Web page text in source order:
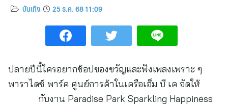
บันเทิง 25 ธ.ค. 68 11:09
ปลายปีนี้ใครอยากช้อปของขวัญและฟังเพลงเพราะ ๆ
พาราไดซ์ พาร์ค ศูนย์การค้าในเครือเอ็ม บี เค จัดให้
กับงาน Paradise Park Sparkling Happiness